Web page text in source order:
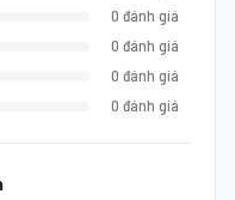
0 đánh giá
0 đánh giá
0 đánh giá
0 đánh giá